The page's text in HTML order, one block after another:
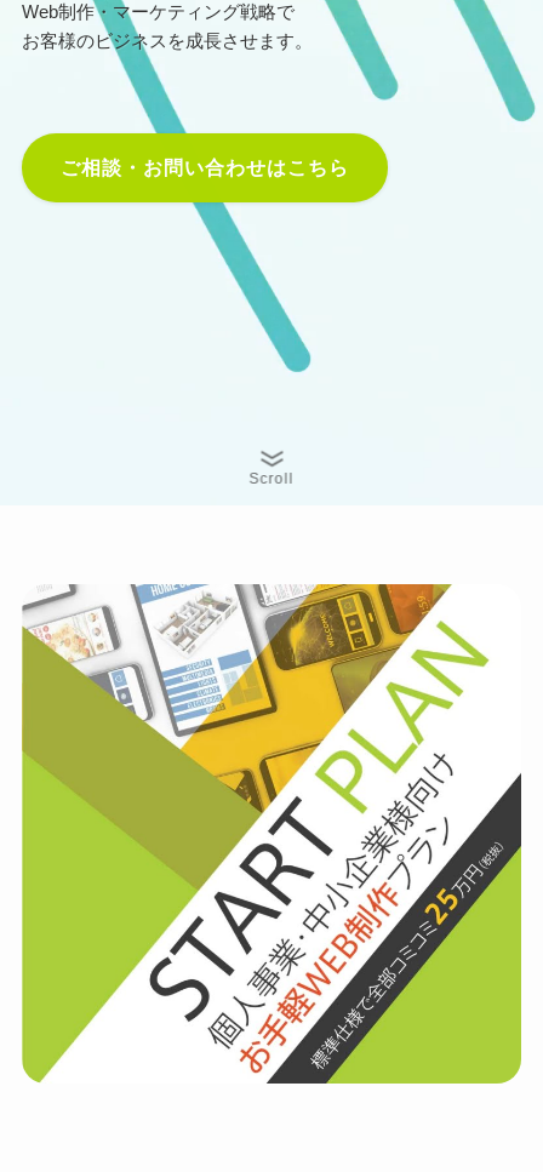
Web制作・マーケティング戦略で
お客様のビジネスを成長させます。
ご相談・お問い合わせはこちら
Scroll